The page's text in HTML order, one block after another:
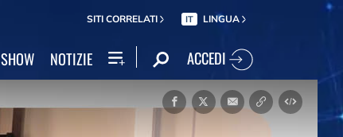
SITI CORRELATI IT LINGUA
SHOW NOTIZIE ACCEDI